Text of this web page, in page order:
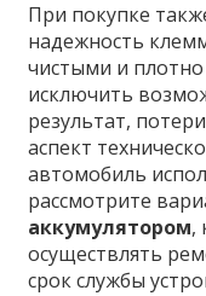
При покупке
надежность
чистыми и
исключить
результат,
аспект
автомобиль
рассмотрите
аккумулятором,
осуществлять
срок службы